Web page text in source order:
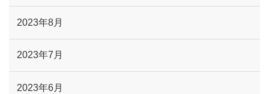
2023年8月
2023年7月
2023年6月